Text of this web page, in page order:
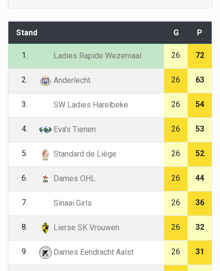
Stand G P
1. Ladies Rapide Wezemaal 26 72
2. Anderlecht 26 63
3. SW Ladies Harelbeke 26 54
4. Eva's Tienen 26 53
5. Standard de Liège 26 52
6. Dames OHL 26 44
7. Sinaai Girls 26 36
8. Lierse SK Vrouwen 26 32
9. Dames Eendracht Aalst 26 31